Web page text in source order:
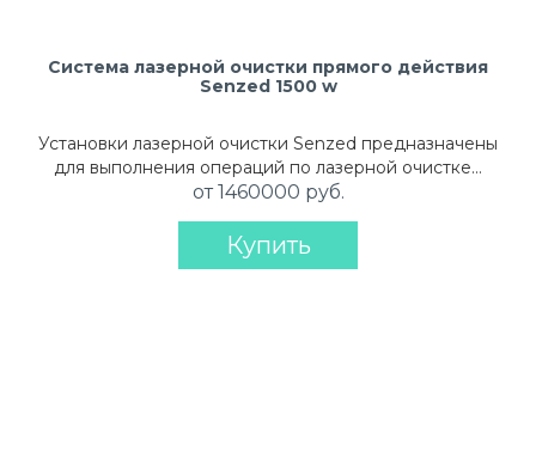
Система лазерной очистки прямого действия
Senzed 1500 w
Установки лазерной очистки Senzed предназначены
для выполнения операций по лазерной очистке…
от 1460000 руб.
Купить